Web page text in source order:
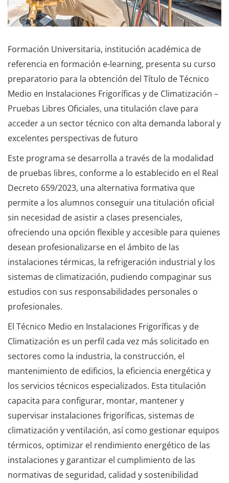
Formación Universitaria, institución académica de
referencia en formación e-learning, presenta su curso
preparatorio para la obtención del Título de Técnico
Medio en Instalaciones Frigoríficas y de Climatización –
Pruebas Libres Oficiales, una titulación clave para
acceder a un sector técnico con alta demanda laboral y
excelentes perspectivas de futuro
Este programa se desarrolla a través de la modalidad
de pruebas libres, conforme a lo establecido en el Real
Decreto 659/2023, una alternativa formativa que
permite a los alumnos conseguir una titulación oficial
sin necesidad de asistir a clases presenciales,
ofreciendo una opción flexible y accesible para quienes
desean profesionalizarse en el ámbito de las
instalaciones térmicas, la refrigeración industrial y los
sistemas de climatización, pudiendo compaginar sus
estudios con sus responsabilidades personales o
profesionales.
El Técnico Medio en Instalaciones Frigoríficas y de
Climatización es un perfil cada vez más solicitado en
sectores como la industria, la construcción, el
mantenimiento de edificios, la eficiencia energética y
los servicios técnicos especializados. Esta titulación
capacita para configurar, montar, mantener y
supervisar instalaciones frigoríficas, sistemas de
climatización y ventilación, así como gestionar equipos
térmicos, optimizar el rendimiento energético de las
instalaciones y garantizar el cumplimiento de las
normativas de seguridad, calidad y sostenibilidad